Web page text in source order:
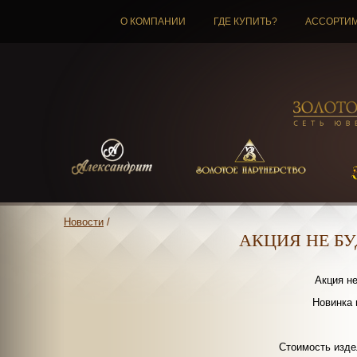
О КОМПАНИИ ГДЕ КУПИТЬ?
Новости /
АКЦИЯ НЕ
Акция
Стоимость